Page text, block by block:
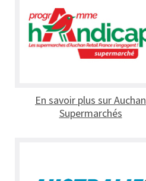
En savoir plus sur Auchan
Supermarchés